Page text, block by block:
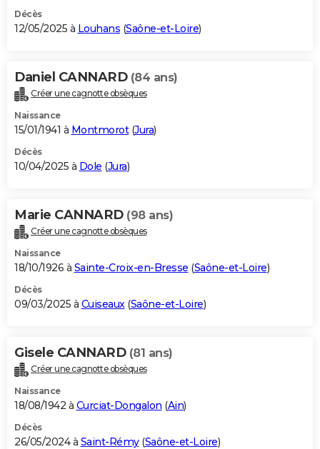
Décès
12/05/2025 à Louhans (Saône-et-Loire)
Daniel CANNARD (84 ans)
Créer une cagnotte obsèques
Naissance
15/01/1941 à Montmorot(Jura)
Décès
10/04/2025 à Dole (Jura)
Marie CANNARD (98 ans)
Créer une cagnotte obsèques
Naissance
18/10/1926 à Sainte-Croix-en-Bresse (Saône-et-Loire)
Décès
09/03/2025 à Cuiseaux(Saône-et-Loire)
Gisele CANNARD (81 ans)
Créer une cagnotte obsèques
Naissance
18/08/1942 à Curciat-Dongalon (Ain)
Décès
26/05/2024 à Saint-Rémy(Saône-et-Loire)